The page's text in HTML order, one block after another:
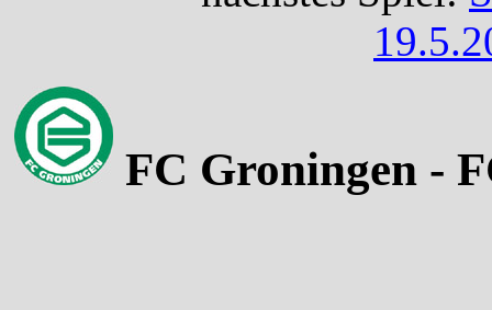
FC Groningen -